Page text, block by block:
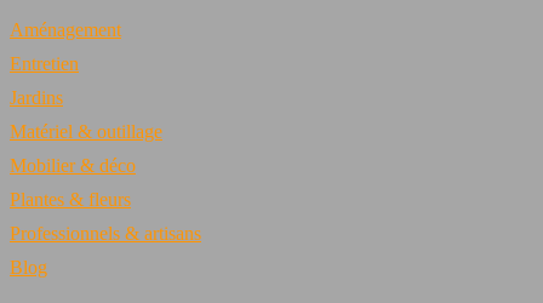
Aménagement
Entretien
Jardins
Matériel & outillage
Mobilier & déco
Plantes & fleurs
Professionnels & artisans
Blog